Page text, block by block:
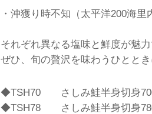
・ 沖獲り時不知（太平洋200海里
それぞれ異なる塩味と鮮度が魅力
ぜひ、旬の贅沢を味わうひととき
◆TSH70 さしみ鮭半身切身
◆TSH78 さしみ鮭半身切身